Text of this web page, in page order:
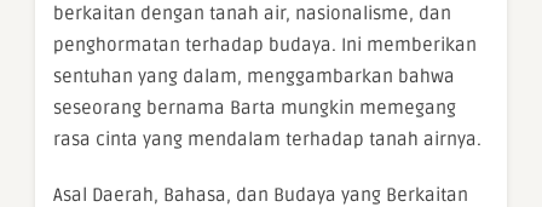
berkaitan dengan tanah air, nasionalisme, dan
penghormatan terhadap budaya. Ini memberikan
sentuhan yang dalam, menggambarkan bahwa
seseorang bernama Barta mungkin memegang
rasa cinta yang mendalam terhadap tanah airnya.
Asal Daerah, Bahasa, dan Budaya yang Berkaitan